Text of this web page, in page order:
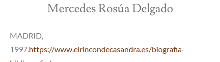
Mercedes Rosúa Delgado
MADRID,
1997. https://www.elrincondecasandra.es/biografia-